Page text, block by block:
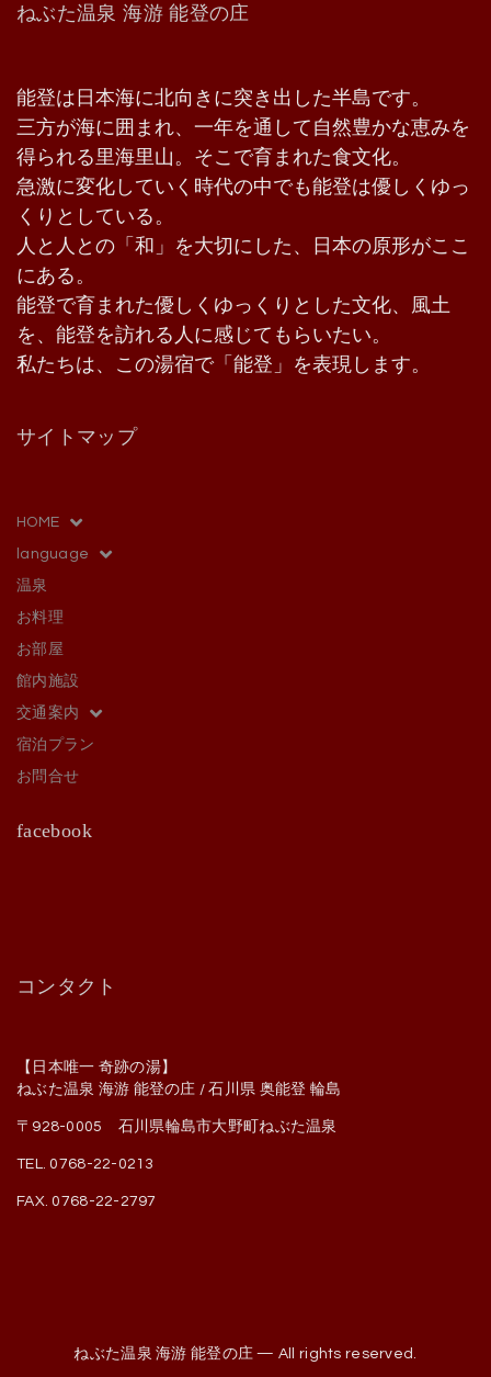
ねぶた温泉 海游 能登の庄
能登は日本海に北向きに突き出した半島です。
三方が海に囲まれ、一年を通して自然豊かな恵みを
得られる里海里山。そこで育まれた食文化。
急激に変化していく時代の中でも能登は優しくゆっ
くりとしている。
人と人との「和」を大切にした、日本の原形がここ
にある。
能登で育まれた優しくゆっくりとした文化、風土
を、能登を訪れる人に感じてもらいたい。
私たちは、この湯宿で「能登」を表現します。
サイトマップ
HOME
language
温泉
お料理
お部屋
館内施設
交通案内
宿泊プラン
お問合せ
facebook
コンタクト
【日本唯一 奇跡の湯】
ねぶた温泉 海游 能登の庄 / 石川県 奥能登 輪島
〒928-0005 石川県輪島市大野町ねぶた温泉
TEL. 0768-22-0213
FAX. 0768-22-2797
ねぶた温泉 海游 能登の庄 — All rights reserved.